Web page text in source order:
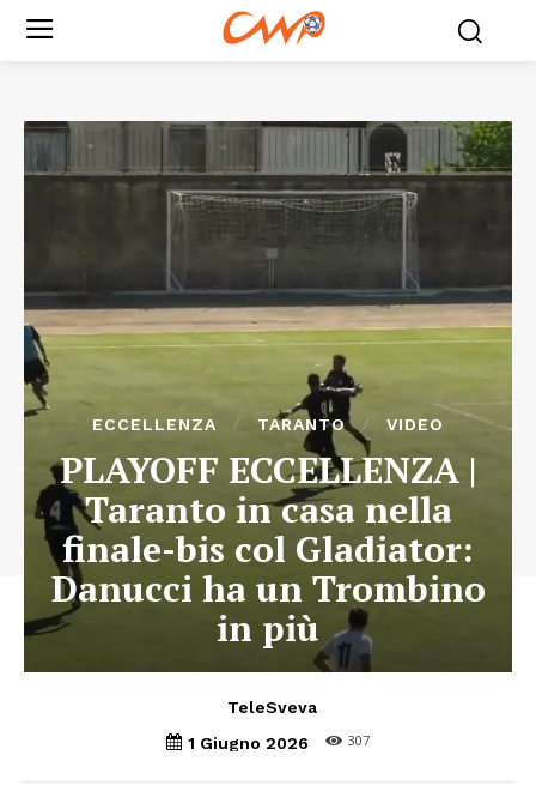
ECCELLENZA TARANTO VIDEO
PLAYOFF ECCELLENZA |
Taranto in casa nella
finale-bis col Gladiator:
Danucci ha un Trombino
in più
TeleSveva
1 Giugno 2026
307